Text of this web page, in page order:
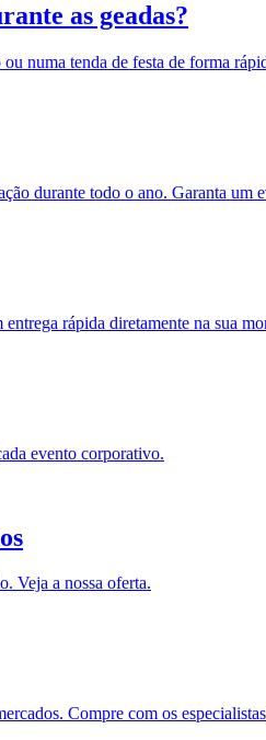
as geadas?
numa tenda de festa de forma
durante todo o ano. Garanta um
rápida diretamente na sua
evento corporativo.
Veja a nossa oferta.
Compre com os